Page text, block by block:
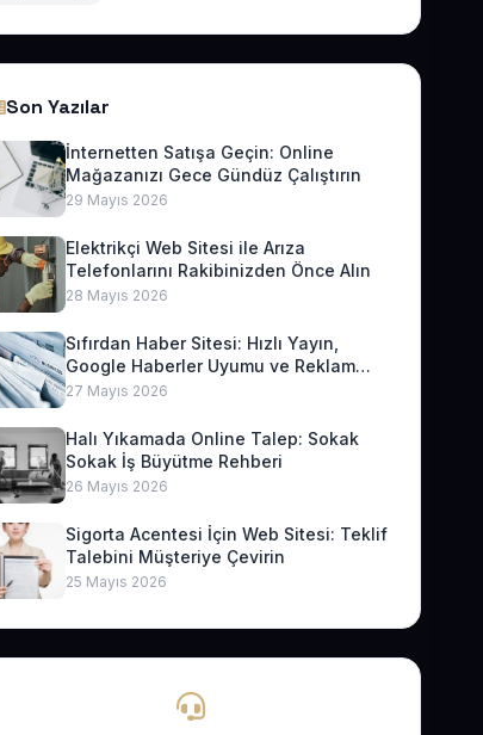
Son Yazılar
İnternetten Satışa Geçin: Online
Mağazanızı Gece Gündüz Çalıştırın
29 Mayıs 2026
Elektrikçi Web Sitesi ile Arıza
Telefonlarını Rakibinizden Önce Alın
28 Mayıs 2026
Sıfırdan Haber Sitesi: Hızlı Yayın,
Google Haberler Uyumu ve Reklam
Geliri
27 Mayıs 2026
Halı Yıkamada Online Talep: Sokak
Sokak İş Büyütme Rehberi
26 Mayıs 2026
Sigorta Acentesi İçin Web Sitesi: Teklif
Talebini Müşteriye Çevirin
25 Mayıs 2026